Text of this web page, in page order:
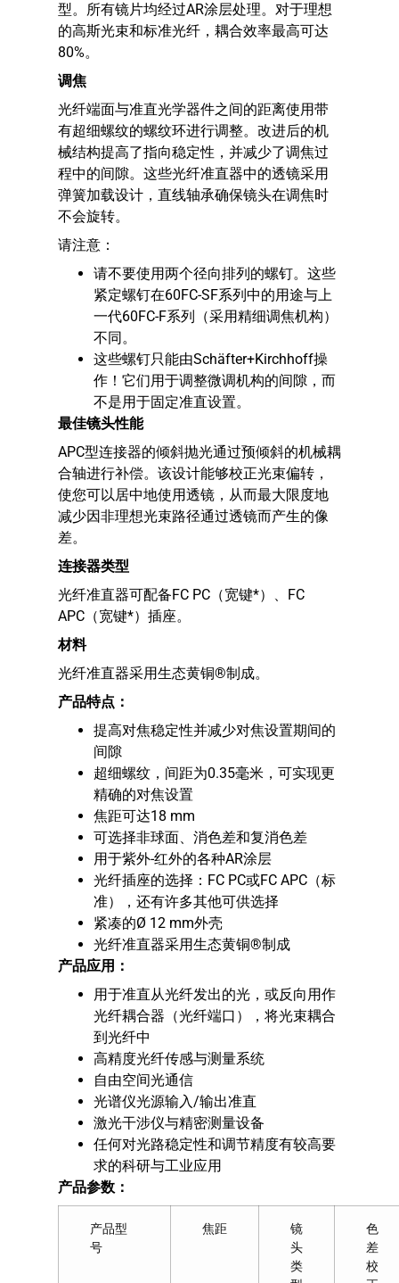
型。所有镜片均经过AR涂层处理。对于理想
的高斯光束和标准光纤，耦合效率最高可达
80%。
调焦
光纤端面与准直光学器件之间的距离使用带
有超细螺纹的螺纹环进行调整。改进后的机
械结构提高了指向稳定性，并减少了调焦过
程中的间隙。这些光纤准直器中的透镜采用
弹簧加载设计，直线轴承确保镜头在调焦时
不会旋转。
请注意：
请不要使用两个径向排列的螺钉。这些
紧定螺钉在60FC-SF系列中的用途与上
一代60FC-F系列（采用精细调焦机构）
不同。
这些螺钉只能由Schäfter+Kirchhoff操
作！它们用于调整微调机构的间隙，而
不是用于固定准直设置。
最佳镜头性能
APC型连接器的倾斜抛光通过预倾斜的机械耦
合轴进行补偿。该设计能够校正光束偏转，
使您可以居中地使用透镜，从而最大限度地
减少因非理想光束路径通过透镜而产生的像
差。
连接器类型
光纤准直器可配备FC PC（宽键*）、FC
APC（宽键*）插座。
材料
光纤准直器采用生态黄铜®制成。
产品特点：
提高对焦稳定性并减少对焦设置期间的
间隙
超细螺纹，间距为0.35毫米，可实现更
精确的对焦设置
焦距可达18 mm
可选择非球面、消色差和复消色差
用于紫外-红外的各种AR涂层
光纤插座的选择：FC PC或FC APC（标
准），还有许多其他可供选择
紧凑的Ø 12 mm外壳
光纤准直器采用生态黄铜®制成
产品应用：
用于准直从光纤发出的光，或反向用作
光纤耦合器（光纤端口），将光束耦合
到光纤中
高精度光纤传感与测量系统
自由空间光通信
光谱仪光源输入/输出准直
激光干涉仪与精密测量设备
任何对光路稳定性和调节精度有较高要
求的科研与工业应用
产品参数：
产品型
号
焦距
镜
头
类
色
差
校